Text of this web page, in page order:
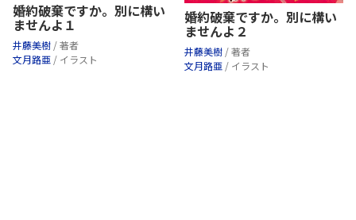
婚約破棄ですか。別に構い
ませんよ１
井藤美樹 / 著者
文月路亜 / イラスト
婚約破棄ですか。別に構い
ませんよ２
井藤美樹 / 著者
文月路亜 / イラスト